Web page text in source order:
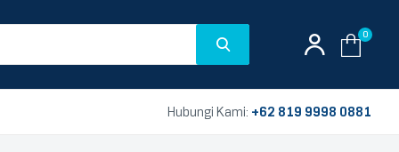
0
Hubungi Kami: +62 819 9998 0881